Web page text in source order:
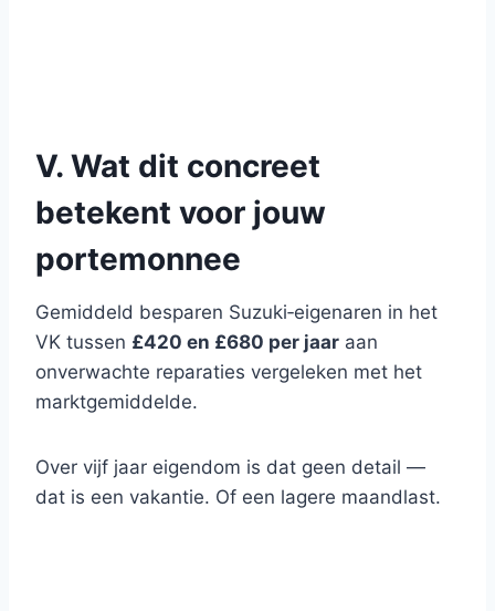
V. Wat dit concreet
betekent voor jouw
portemonnee
Gemiddeld besparen Suzuki‑eigenaren in het
VK tussen £420 en £680 per jaar aan
onverwachte reparaties vergeleken met het
marktgemiddelde.
Over vijf jaar eigendom is dat geen detail —
dat is een vakantie. Of een lagere maandlast.